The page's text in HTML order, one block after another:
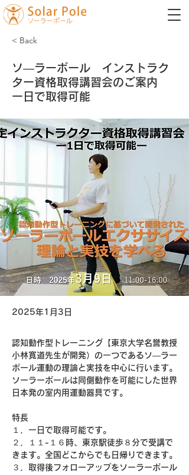
< Back
ソ―ラーポール インストラク
ター資格取得講習会のご案内
一日で取得可能
2025年1月3日
認知動作型トレーニング【東京大学名誉教授
小林寛道先生が開発）の一つであるソ―ラー
ポール運動の理論と実技を中心に行います。
ソーラーポールは同側動作を可能にした世界
日本発の室内用運動器具です。
特長
１．一日で取得可能です。
２．１１-１６時、東京駅徒歩８分で受講で
きます。全国どこからでも日帰りできます。
３．取得後フォローアップをソーラーポール